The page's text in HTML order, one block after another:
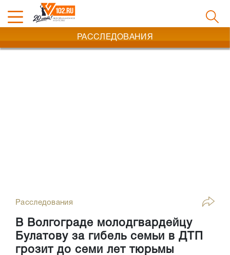
РАССЛЕДОВАНИЯ
Расследования
В Волгограде молодгвардейцу
Булатову за гибель семьи в ДТП
грозит до семи лет тюрьмы